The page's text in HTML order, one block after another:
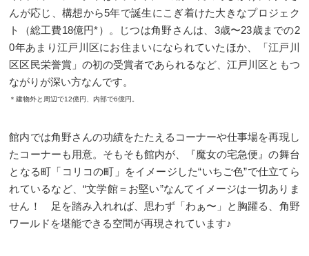
んが応じ、構想から5年で誕生にこぎ着けた大きなプロジェク
ト（総工費18億円*）。じつは角野さんは、3歳〜23歳までの2
0年あまり江戸川区にお住まいになられていたほか、「江戸川
区区民栄誉賞」の初の受賞者であられるなど、江戸川区ともつ
ながりが深い方なんです。
＊建物外と周辺で12億円、内部で6億円。
館内では角野さんの功績をたたえるコーナーや仕事場を再現し
たコーナーも用意。そもそも館内が、『魔女の宅急便』の舞台
となる町「コリコの町」をイメージした“いちご色”で仕立てら
れているなど、“文学館＝お堅い”なんてイメージは一切ありま
せん！ 足を踏み入れれば、思わず「わぁ〜」と胸躍る、角野
ワールドを堪能できる空間が再現されています♪